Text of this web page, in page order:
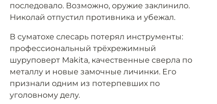
последовало. Возможно, оружие заклинило.
Николай отпустил противника и убежал.
В суматохе слесарь потерял инструменты:
профессиональный трёхрежимный
шуруповерт Makita, качественные сверла по
металлу и новые замочные личинки. Его
признали одним из потерпевших по
уголовному делу.